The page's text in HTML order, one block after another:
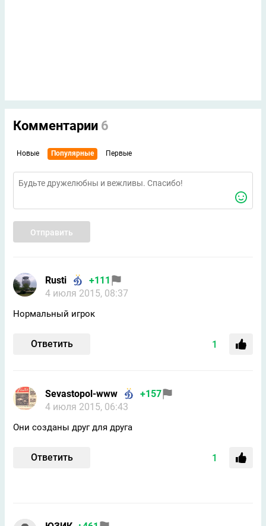
Комментарии 6
Новые Популярные Первые
Отправить
Rusti
+111
4 июля 2015, 08:37
Нормальный игрок
Ответить 1
Sevastopol-www
+157
4 июля 2015, 06:43
Они созданы друг для друга
Ответить 1